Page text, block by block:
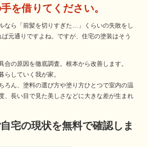
を借りてください。
なら「前髪を切りすぎた…」くらいの失敗をし
元通りですよね。ですが、住宅の塗装はそう
合の原因を徹底調査。根本から改善します。
らしていく我が家。
ろん、塗料の選び方や塗り方ひとつで室内の温
、長い目で見た美しさなどに大きな差が生まれ
宅の現状を無料で確認しま